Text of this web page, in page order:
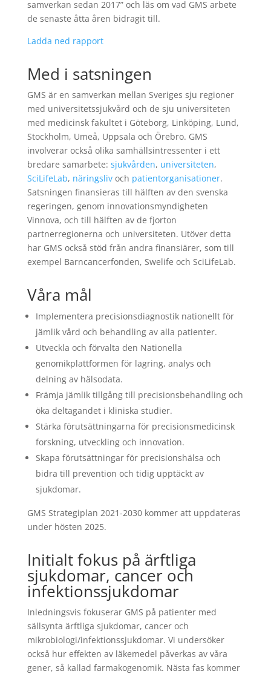
samverkan sedan 2017” och läs om vad GMS arbete
de senaste åtta åren bidragit till.
Ladda ned rapport
Med i satsningen
GMS är en samverkan mellan Sveriges sju regioner
med universitetssjukvård och de sju universiteten
med medicinsk fakultet i Göteborg, Linköping, Lund,
Stockholm, Umeå, Uppsala och Örebro. GMS
involverar också olika samhällsintressenter i ett
bredare samarbete: sjukvården, universiteten,
SciLifeLab, näringslivoch patientorganisationer.
Satsningen finansieras till hälften av den svenska
regeringen, genom innovationsmyndigheten
Vinnova, och till hälften av de fjorton
partnerregionerna och universiteten. Utöver detta
har GMS också stöd från andra finansiärer, som till
exempel Barncancerfonden, Swelife och SciLifeLab.
Våra mål
Implementera precisionsdiagnostik nationellt för
jämlik vård och behandling av alla patienter.
Utveckla och förvalta den Nationella
genomikplattformen för lagring, analys och
delning av hälsodata.
Främja jämlik tillgång till precisionsbehandling och
öka deltagandet i kliniska studier.
Stärka förutsättningarna för precisionsmedicinsk
forskning, utveckling och innovation.
Skapa förutsättningar för precisionshälsa och
bidra till prevention och tidig upptäckt av
sjukdomar.
GMS Strategiplan 2021-2030 kommer att uppdateras
under hösten 2025.
Initialt fokus på ärftliga
sjukdomar, cancer och
infektionssjukdomar
Inledningsvis fokuserar GMS på patienter med
sällsynta ärftliga sjukdomar, cancer och
mikrobiologi/infektionssjukdomar. Vi undersöker
också hur effekten av läkemedel påverkas av våra
gener, så kallad farmakogenomik. Nästa fas kommer